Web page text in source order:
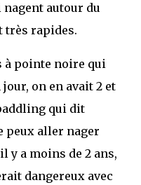
autour du
très rapides.
à pointe noire qui
on en avait 2 et
qui dit
peux aller nager
y a moins de 2 ans,
dangereux avec